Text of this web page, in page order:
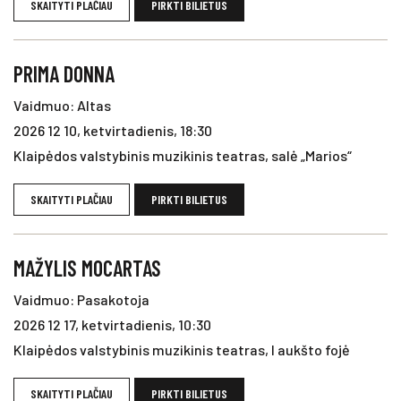
SKAITYTI PLAČIAU PIRKTI BILIETUS
PRIMA DONNA
Vaidmuo: Altas
2026 12 10, ketvirtadienis, 18:30
Klaipėdos valstybinis muzikinis teatras, salė „Marios“
SKAITYTI PLAČIAU PIRKTI BILIETUS
MAŽYLIS MOCARTAS
Vaidmuo: Pasakotoja
2026 12 17, ketvirtadienis, 10:30
Klaipėdos valstybinis muzikinis teatras, I aukšto fojė
SKAITYTI PLAČIAU PIRKTI BILIETUS